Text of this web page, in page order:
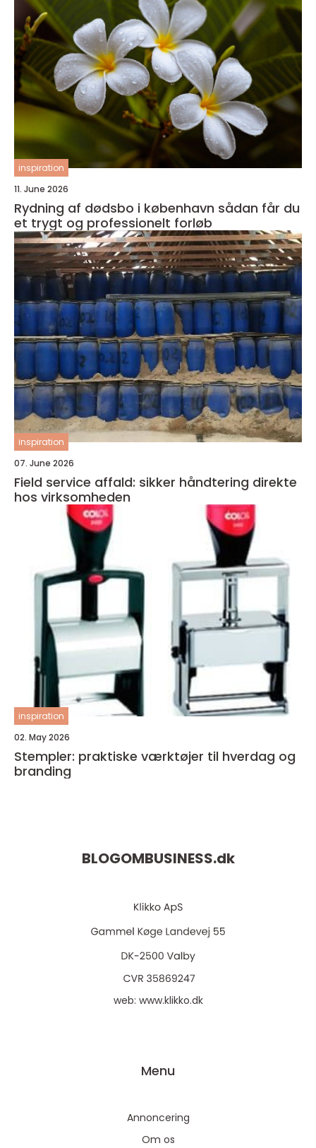
inspiration
11. June 2026
Rydning af dødsbo i københavn sådan får du
et trygt og professionelt forløb
inspiration
07. June 2026
Field service affald: sikker håndtering direkte
hos virksomheden
inspiration
02. May 2026
Stempler: praktiske værktøjer til hverdag og
branding
BLOGOMBUSINESS.dk
web: www.klikko.dk
Menu
Annoncering
Om os